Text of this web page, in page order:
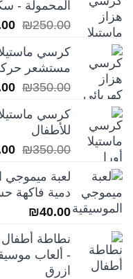
المحمولة -
₪250.00
₪250.00.
مستشعر
₪350.00
للأطفال
₪350.00
هو:
₪350.00.
لعبة ميموجي
دمية فاكهة
₪40.00
- ألعاب
ازرق